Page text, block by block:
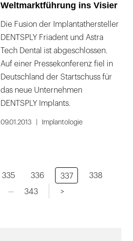
Weltmarktführung ins Visier
Die Fusion der Implantathersteller
DENTSPLY Friadent und Astra
Tech Dental ist abgeschlossen.
Auf einer Pressekonferenz fiel in
Deutschland der Startschuss für
das neue Unternehmen
DENTSPLY Implants.
09.01.2013 Implantologie
335 336 337 338
… 343 >